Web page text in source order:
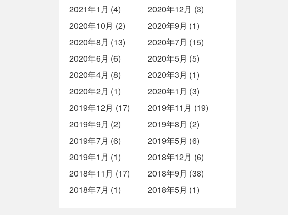
2021年1月 (4)
2020年12月 (3)
2020年10月 (2)
2020年9月 (1)
2020年8月 (13)
2020年7月 (15)
2020年6月 (6)
2020年5月 (5)
2020年4月 (8)
2020年3月 (1)
2020年2月 (1)
2020年1月 (3)
2019年12月 (17)
2019年11月 (19)
2019年9月 (2)
2019年8月 (2)
2019年7月 (6)
2019年5月 (6)
2019年1月 (1)
2018年12月 (6)
2018年11月 (17)
2018年9月 (38)
2018年7月 (1)
2018年5月 (1)